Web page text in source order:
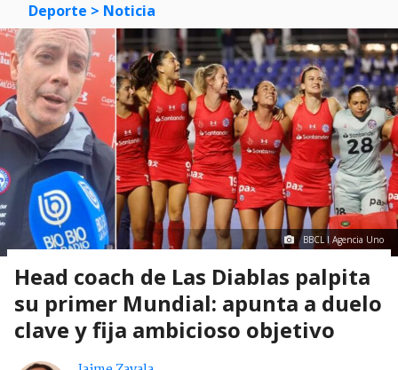
Deporte > Noticia
BBCL I Agencia Uno
Head coach de Las Diablas palpita
su primer Mundial: apunta a duelo
clave y fija ambicioso objetivo